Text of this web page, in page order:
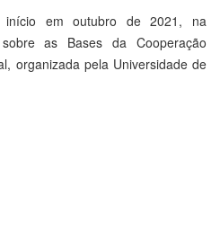
em outubro de 2021, na
as Bases da Cooperação
organizada pela Universidade de